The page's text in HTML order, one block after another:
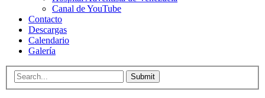
Canal de YouTube
Contacto
Descargas
Calendario
Galería
Submit